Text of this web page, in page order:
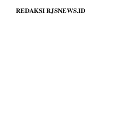
𝐑𝐄𝐃𝐀𝐊𝐒𝐈 𝐑𝐉𝐒𝐍𝐄𝐖𝐒.𝐈𝐃